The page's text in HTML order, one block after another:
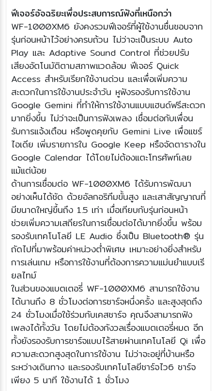
ฟีเจอร์อัจฉริยะเพื่อประสบการณ์ฟังที่เหนือกว่า
WF-1000XM6 ยังคงรวมฟีเจอร์ที่ผู้ใช้งานชื่นชอบจาก
รุ่นก่อนหน้าไว้อย่างครบถ้วน ไม่ว่าจะเป็นระบบ Auto
Play และ Adaptive Sound Control ที่ช่วยปรับ
เสียงอัตโนมัติตามสภาพแวดล้อม ฟีเจอร์ Quick
Access สำหรับเรียกใช้งานด่วน และเพื่อเพิ่มความ
สะดวกในการใช้งานประจำวัน หูฟังรองรับการใช้งาน
Google Gemini ที่ทำให้การใช้งานแบบแฮนด์ฟรีสะดวก
มากยิ่งขึ้น ไม่ว่าจะเป็นการฟังเพลง เชื่อมต่อกับเพื่อน
รับการแจ้งเตือน หรือพูดคุยกับ Gemini Live เพื่อแชร์
ไอเดีย เพิ่มรายการใน Google Keep หรือจัดตารางใน
Google Calendar ได้โดยไม่ต้องแตะโทรศัพท์เลย
แม้แต่น้อย
ด้านการเชื่อมต่อ WF-1000XM6 ได้รับการพัฒนา
อย่างเห็นได้ชัด ด้วยอัลกอริทึมขั้นสูง และเสาสัญญาณที่
มีขนาดใหญ่ขึ้นถึง 1.5 เท่า เมื่อเทียบกับรุ่นก่อนหน้า
ช่วยเพิ่มความเสถียรในการเชื่อมต่อได้มากยิ่งขึ้น พร้อม
รองรับเทคโนโลยี LE Audio ซึ่งเป็น Bluetooth® รุ่น
ถัดไปที่มาพร้อมค่าหน่วงต่ำพิเศษ เหมาะอย่างยิ่งสำหรับ
การเล่นเกม หรือการใช้งานที่ต้องการความแม่นยำแบบเรี
ยลไทม์
ในส่วนของแบตเตอรี่ WF-1000XM6 สามารถใช้งาน
ได้นานถึง 8 ชั่วโมงต่อการชาร์จหนึ่งครั้ง และสูงสุดถึง
24 ชั่วโมงเมื่อใช้ร่วมกับเคสชาร์จ คุณจึงสามารถฟัง
เพลงได้ทั้งวัน โดยไม่ต้องกังวลเรื่องแบตเตอรี่หมด อีก
ทั้งยังรองรับการชาร์จแบบไร้สายผ่านเทคโนโลยี Qi เพื่อ
ความสะดวกสูงสุดในการใช้งาน ไม่ว่าจะอยู่ที่บ้านหรือ
ระหว่างเดินทาง และรองรับเทคโนโลยีชาร์จไว6 ชาร์จ
เพียง 5 นาที ใช้งานได้ 1 ชั่วโมง